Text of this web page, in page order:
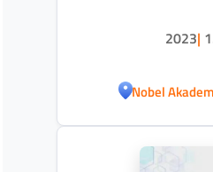
2023|
Nobel